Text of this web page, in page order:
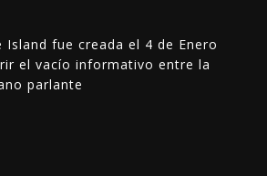
Island fue creada el 4 de Enero
el vacío informativo entre la
parlante